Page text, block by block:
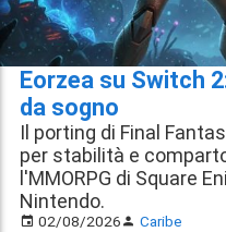
Eorzea su Switch
da sogno
Il porting di Final
per stabilità e
l'MMORPG di Square
Nintendo.
02/08/2026 Caribe